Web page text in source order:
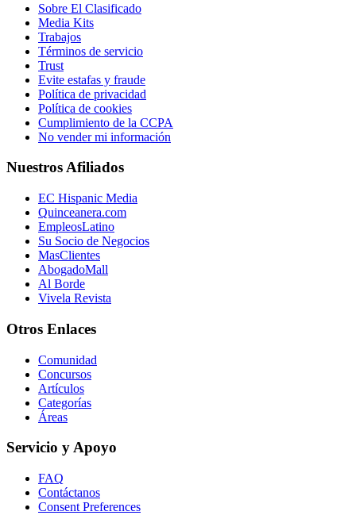
Sobre El Clasificado
Media Kits
Trabajos
Términos de servicio
Trust
Evite estafas y fraude
Política de privacidad
Política de cookies
Cumplimiento de la CCPA
No vender mi información
Nuestros Afiliados
EC Hispanic Media
Quinceanera.com
EmpleosLatino
Su Socio de Negocios
MasClientes
AbogadoMall
Al Borde
Vivela Revista
Otros Enlaces
Comunidad
Concursos
Artículos
Categorías
Áreas
Servicio y Apoyo
FAQ
Contáctanos
Consent Preferences